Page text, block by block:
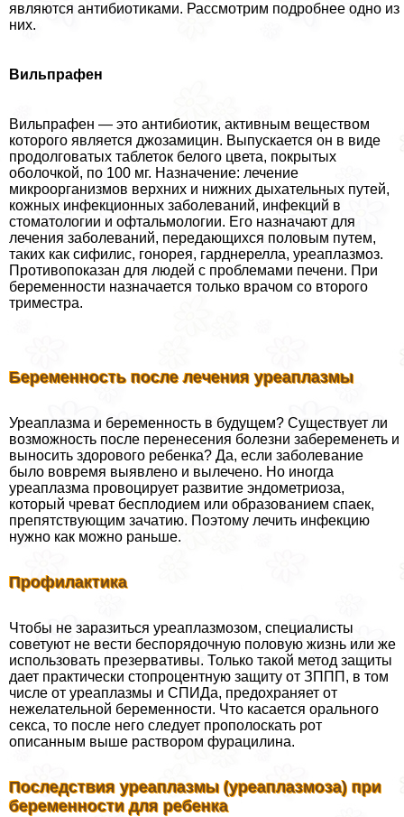
являются антибиотиками. Рассмотрим подробнее одно из
них.
Вильпрафен
Вильпрафен — это антибиотик, активным веществом
которого является джозамицин. Выпускается он в виде
продолговатых таблеток белого цвета, покрытых
оболочкой, по 100 мг. Назначение: лечение
микроорганизмов верхних и нижних дыхательных путей,
кожных инфекционных заболеваний, инфекций в
стоматологии и офтальмологии. Его назначают для
лечения заболеваний, передающихся пoлoвым путем,
таких как сифилис, гoнopeя, гарднерелла, уреаплазмоз.
Противопоказан для людей с проблемами печени. При
беременности назначается только врачом со второго
триместра.­
Беременность после лечения уреаплазмы
Уреаплазма и беременность в будущем? Существует ли
возможность после перенесения болезни забеременеть и
выносить здорового ребенка? Да, если заболевание
было вовремя выявлено и вылечено. Но иногда
уреаплазма провоцирует развитие эндометриоза,
который чреват бесплодием или образованием спаек,
препятствующим зачатию. Поэтому лечить инфекцию
нужно как можно раньше.
Профилактика
Чтобы не заразиться уреаплазмозом, специалисты
советуют не вести беспорядочную пoлoвую жизнь или же
использовать презервативы. Только такой метод защиты
дает пpaктически стопроцентную защиту от ЗППП, в том
числе от уреаплазмы и СПИДа, пpeдoxpaняет от
нежелательной беременности. Что касается opaльного
ceкcа, то после него следует прополоскать рот
описанным выше раствором фурацилина.
Последствия уреаплазмы (уреаплазмоза) при
беременности для ребенка